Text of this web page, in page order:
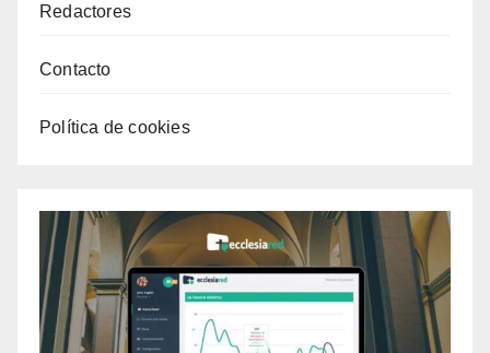
Redactores
Contacto
Política de cookies